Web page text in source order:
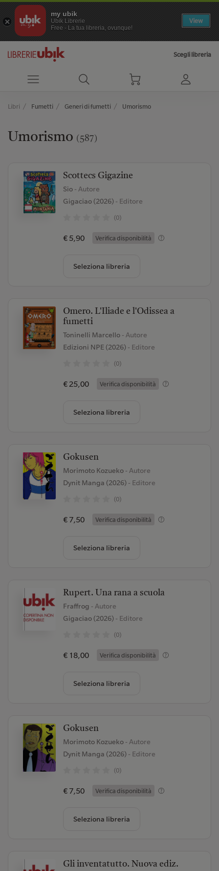
my ubik
Ubik Librerie
Free - La tua libreria, ovunque!
View
Scegli libreria
Libri Fumetti Generi di fumetti Umorismo
Umorismo (587)
Scottecs Gigazine
Sio - Autore
Gigaciao (2026)- Editore
(0)
€ 5,90 Verifica disponibilità
Seleziona libreria
Omero. L'Iliade e l'Odissea a
fumetti
Toninelli Marcello - Autore
Edizioni NPE (2026)- Editore
(0)
€ 25,00 Verifica disponibilità
Seleziona libreria
Gokusen
Morimoto Kozueko - Autore
Dynit Manga (2026)- Editore
(0)
€ 7,50 Verifica disponibilità
Seleziona libreria
Rupert. Una rana a scuola
Fraffrog - Autore
Gigaciao (2026)- Editore
(0)
€ 18,00 Verifica disponibilità
Seleziona libreria
Gokusen
Morimoto Kozueko - Autore
Dynit Manga (2026)- Editore
(0)
€ 7,50 Verifica disponibilità
Seleziona libreria
Gli inventatutto. Nuova ediz.